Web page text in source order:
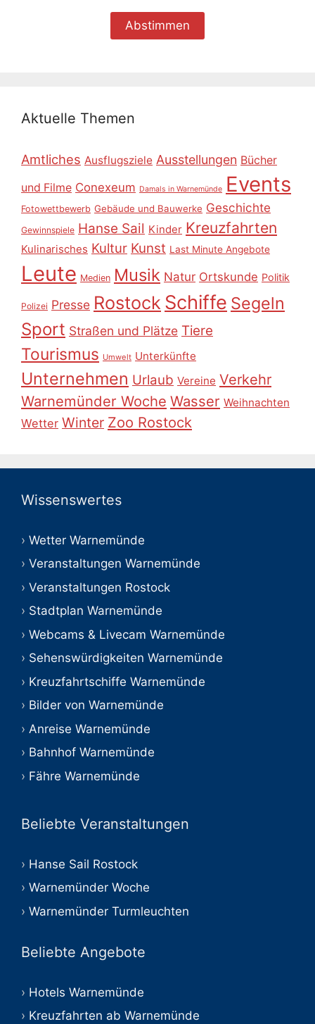
Aktuelle Themen
Amtliches Ausflugsziele Ausstellungen Bücher
und Filme Conexeum Damals in Warnemünde Events
Fotowettbewerb Gebäude und Bauwerke Geschichte
Gewinnspiele Hanse Sail Kinder Kreuzfahrten
Kulinarisches Kultur Kunst Last Minute Angebote
Leute Medien Musik Natur Ortskunde Politik
Polizei Presse Rostock Schiffe Segeln
Sport Straßen und Plätze Tiere
Tourismus Umwelt Unterkünfte
Unternehmen Urlaub Vereine Verkehr
Warnemünder Woche Wasser Weihnachten
Wetter Winter Zoo Rostock
Wissenswertes
Wetter Warnemünde
Veranstaltungen Warnemünde
Veranstaltungen Rostock
Stadtplan Warnemünde
Webcams & Livecam Warnemünde
Sehenswürdigkeiten Warnemünde
Kreuzfahrtschiffe Warnemünde
Bilder von Warnemünde
Anreise Warnemünde
Bahnhof Warnemünde
Fähre Warnemünde
Beliebte Veranstaltungen
Hanse Sail Rostock
Warnemünder Woche
Warnemünder Turmleuchten
Beliebte Angebote
Hotels Warnemünde
Kreuzfahrten ab Warnemünde